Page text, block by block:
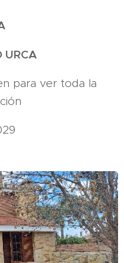
URCA
para ver toda la